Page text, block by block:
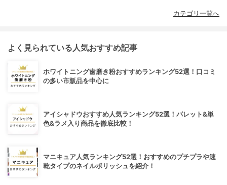
カテゴリ一覧へ
よく見られている人気おすすめ記事
ホワイトニング歯磨き粉おすすめランキング52選！口コミ
の多い市販品を中心に
アイシャドウおすすめ人気ランキング52選！パレット&単
色&ラメ入り商品を徹底比較！
マニキュア人気ランキング52選！おすすめのプチプラや速
乾タイプのネイルポリッシュを紹介！